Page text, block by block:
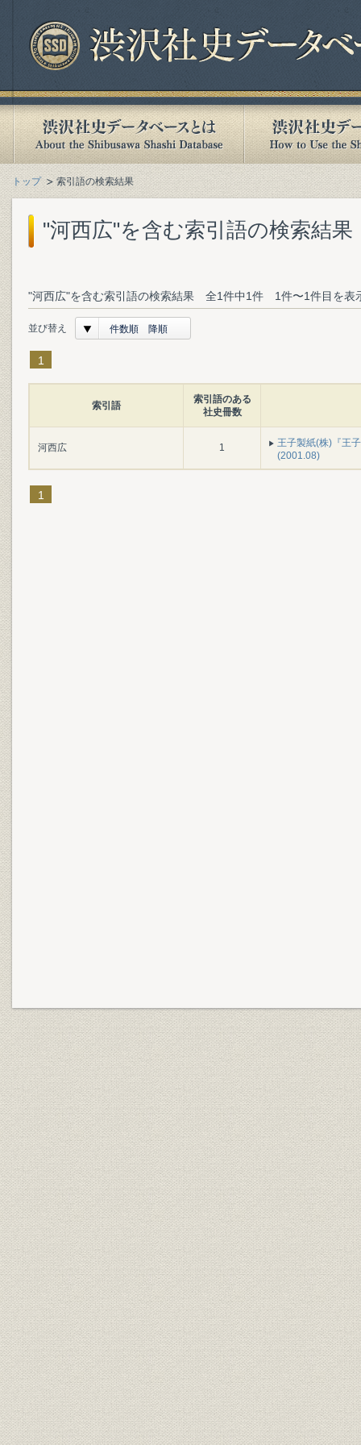
トップ 索引語の検索結果
"河西広"を含む索引語の検索結果
"河西広"を含む索引語の検索結果 全1件中1件 1件〜1件目を表
並び替え 件数順 降順
1
索引語
索引語のある
社史冊数
河西広 1
王子製紙(株)『王
(2001.08)
1